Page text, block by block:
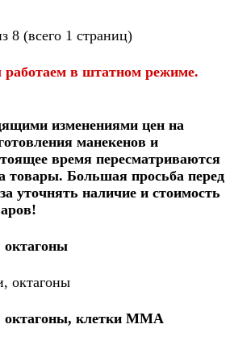
8 (всего 1 страниц)
в штатном режиме.
изменениями цен на
манекенов и
время пересматриваются
товары. Большая просьба перед
уточнять наличие и стоимость
!
октагоны
октагоны, клетки ММА